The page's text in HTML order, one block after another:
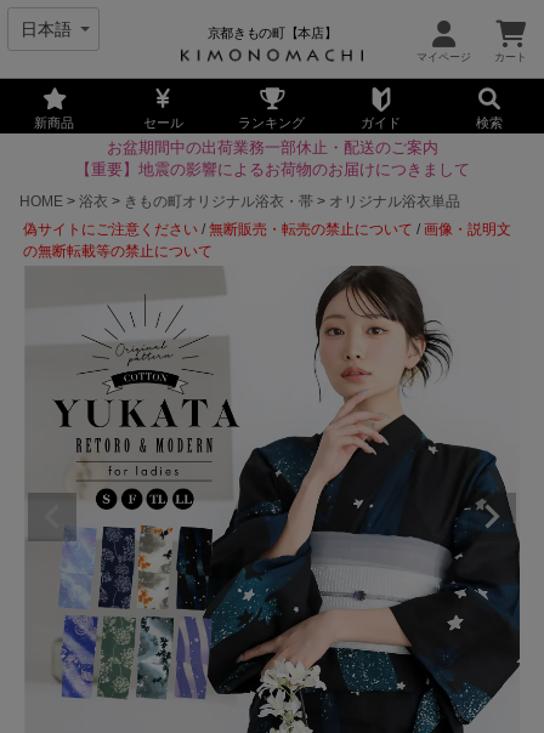
京都きもの町【本店】
新商品 セール ランキング ガイド 検索
お盆期間中の出荷業務一部休止・配送のご案内
【重要】地震の影響によるお荷物のお届けにつきまして
HOME
浴衣 きもの町オリジナル浴衣・帯
オリジナル浴衣単品
偽サイトにご注意ください /無断販売・転売の禁止について /画像・説明文
の無断転載等の禁止について